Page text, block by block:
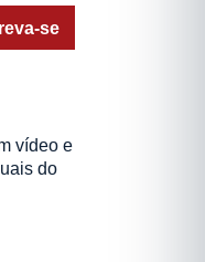
se
vídeo e
do